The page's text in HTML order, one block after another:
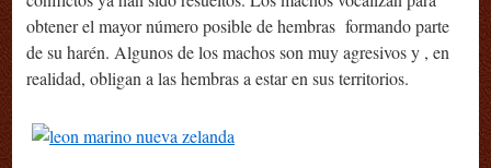
obtener el mayor número posible de hembras formando parte
de su harén. Algunos de los machos son muy agresivos y , en
realidad, obligan a las hembras a estar en sus territorios.